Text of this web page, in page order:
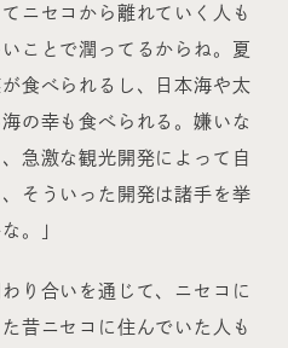
ニセコから離れていく人も
ことで潤ってるからね。夏
食べられるし、日本海や太
の幸も食べられる。嫌いな
急激な観光開発によって自
そういった開発は諸手を挙
。」
り合いを通じて、ニセコに
昔ニセコに住んでいた人も